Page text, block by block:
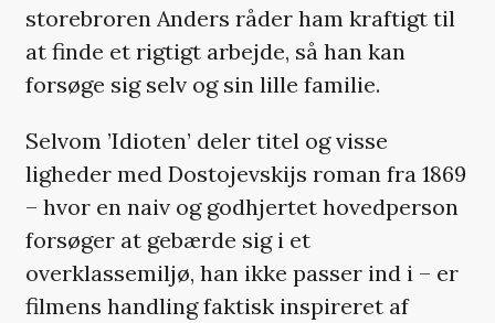
storebroren Anders råder ham kraftigt til
at finde et rigtigt arbejde, så han kan
forsøge sig selv og sin lille familie.
Selvom ’Idioten’ deler titel og visse
ligheder med Dostojevskijs roman fra 1869
– hvor en naiv og godhjertet hovedperson
forsøger at gebærde sig i et
overklassemiljø, han ikke passer ind i – er
filmens handling faktisk inspireret af